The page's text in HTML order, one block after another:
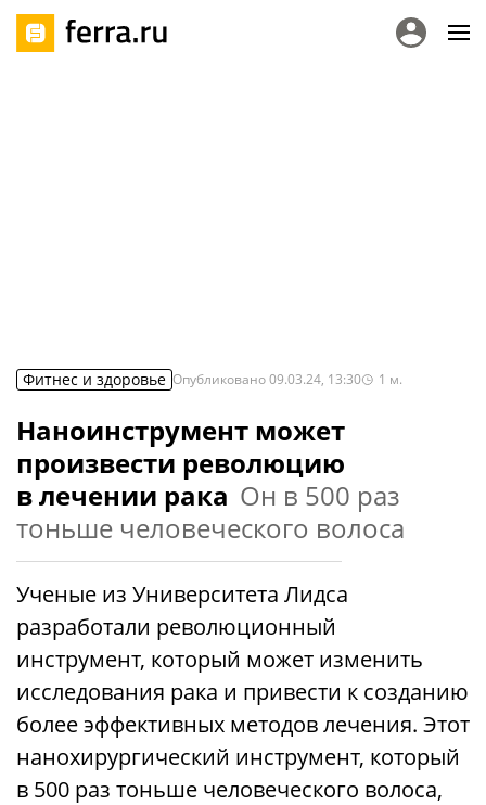
Фитнес и здоровье Опубликовано09.03.24, 13:30 1 м.
Наноинструмент может
произвести революцию
в лечении рака Он в 500 раз
тоньше человеческого волоса
Ученые из Университета Лидса
разработали революционный
инструмент, который может изменить
исследования рака и привести к созданию
более эффективных методов лечения. Этот
нанохирургический инструмент, который
в 500 раз тоньше человеческого волоса,